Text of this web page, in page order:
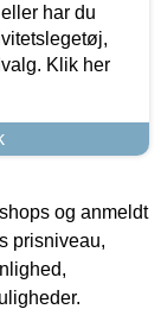
har du
Klik her
og anmeldt
prisniveau,